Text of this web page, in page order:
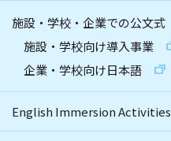
施設・学校・企業での公文式
施設・学校向け導入事業
企業・学校向け日本語
English Immersion Activities